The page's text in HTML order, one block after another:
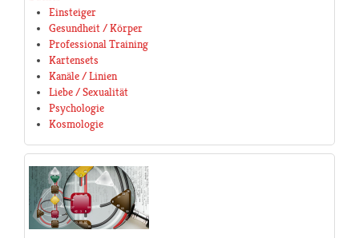
Einsteiger
Gesundheit / Körper
Professional Training
Kartensets
Kanäle / Linien
Liebe / Sexualität
Psychologie
Kosmologie